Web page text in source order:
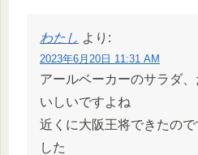
わたし より:
2023年6月20日 11:31 AM
アールベーカーのサラダ
いしいですよね
近くに大阪王将できたの
した